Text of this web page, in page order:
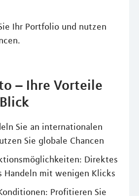
Ihr Portfolio und nutzen
– Ihre Vorteile
Sie an internationalen
Sie globale Chancen
Direktes
Handeln mit wenigen Klicks
Profitieren Sie